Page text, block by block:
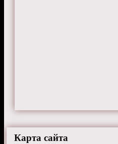
Карта сайта